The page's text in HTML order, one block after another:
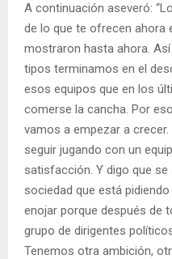
A continuación aseveró:
de lo que te ofrecen ahora
mostraron hasta ahora.
tipos terminamos en el
esos equipos que en los
comerse la cancha. Por
vamos a empezar a
seguir jugando con un
satisfacción. Y digo que
sociedad que está
enojar porque después de
grupo de dirigentes
Tenemos otra ambición,